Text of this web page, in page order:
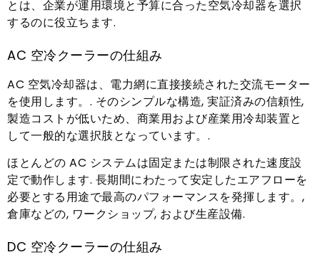
とは、企業が運用環境と予算に合った空気冷却器を選択
するのに役立ちます.
AC 空冷クーラーの仕組み
AC 空気冷却器は、電力網に直接接続された交流モーター
を使用します。. そのシンプルな構造, 実証済みの信頼性,
製造コストが低いため、商業用および産業用冷却装置と
して一般的な選択肢となっています。.
ほとんどの AC システムは固定または制限された速度設
定で動作します. 長期間にわたって安定したエアフローを
必要とする用途で最高のパフォーマンスを発揮します。,
倉庫などの, ワークショップ, および生産設備.
DC 空冷クーラーの仕組み